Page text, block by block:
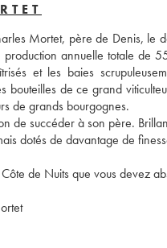
Mortet, père de Denis, le
annuelle totale de
et les baies
bouteilles de ce grand
de grands bourgognes.
de succéder à son père.
dotés de davantage de
de Nuits que vous devez